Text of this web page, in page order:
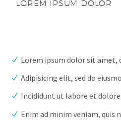
LOREM IPSUM DOLOR
Lorem ipsum dolor sit amet,
Adipisicing elit, sed do
Incididunt ut labore et
Enim ad minim veniam, quis